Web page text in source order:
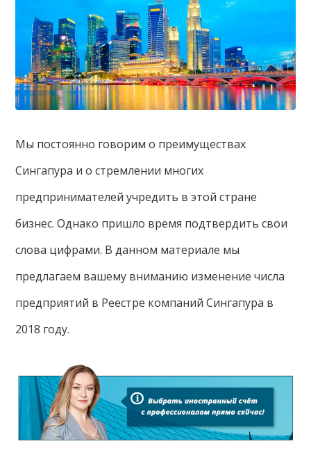
Мы постоянно говорим о преимуществах
Сингапура и о стремлении многих
предпринимателей учредить в этой стране
бизнес. Однако пришло время подтвердить свои
слова цифрами. В данном материале мы
предлагаем вашему вниманию изменение числа
предприятий в Реестре компаний Сингапура в
2018 году.